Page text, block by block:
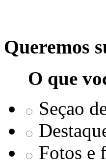
Queremos
O que
Seçao
Fotos e